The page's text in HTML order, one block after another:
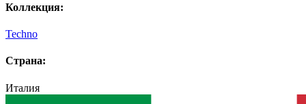
Коллекция:
Techno
Страна:
Италия